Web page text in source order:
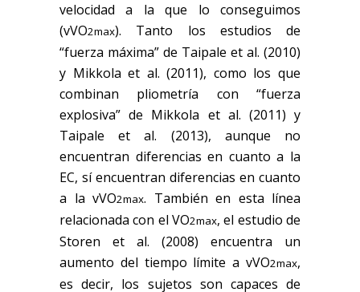
velocidad a la que lo conseguimos
(vVO2max). Tanto los estudios de
“fuerza máxima” de Taipale et al. (2010)
y Mikkola et al. (2011), como los que
combinan pliometría con “fuerza
explosiva” de Mikkola et al. (2011) y
Taipale et al. (2013), aunque no
encuentran diferencias en cuanto a la
EC, sí encuentran diferencias en cuanto
a la vVO2max. También en esta línea
relacionada con el VO2max, el estudio de
Storen et al. (2008) encuentra un
aumento del tiempo límite a vVO2max,
es decir, los sujetos son capaces de